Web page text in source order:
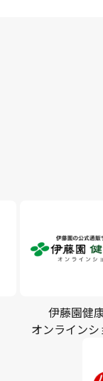
伊藤園健
オンラインシ